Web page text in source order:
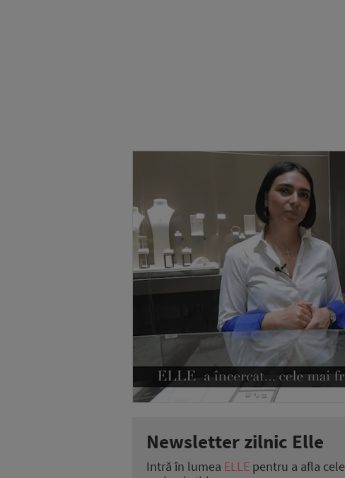
Newsletter zilnic Elle
Intră în lumea ELLE pentru a afla cele